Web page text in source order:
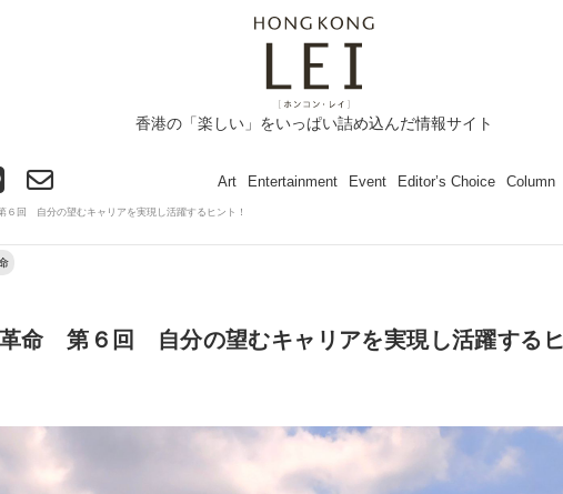
香港の「楽しい」をいっぱい詰め込んだ情報サイト
Art Entertainment Event Editor’s Choice Column
回 自分の望むキャリアを実現し活躍するヒント！
命 第６回 自分の望むキャリアを実現し活躍する